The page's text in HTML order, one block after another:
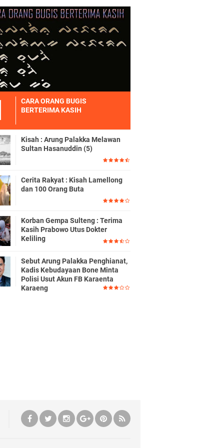
CARA ORANG BUGIS
BERTERIMA KASIH
Kisah : Arung Palakka Melawan
Sultan Hasanuddin (5)
Cerita Rakyat : Kisah Lamellong
dan 100 Orang Buta
Korban Gempa Sulteng : Terima
Kasih Prabowo Utus Dokter
Keliling
Sebut Arung Palakka Penghianat,
Kadis Kebudayaan Bone Minta
Polisi Usut Akun FB Karaenta
Karaeng